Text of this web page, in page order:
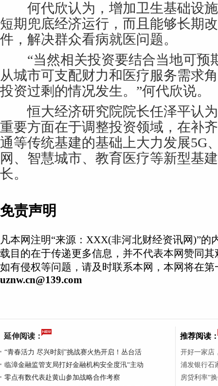
何代欣认为，增加卫生基础设施
短期兜底经济运行，而且能够长期
件，解决群众看病就医问题。
“当然相关投资要结合当地可预
从城市可支配财力和医疗服务需求
投资过剩的情况发生。”何代欣说。
恒大经济研究院院长任泽平认为
重要方面在于调整投资领域，在补
通等传统基建的基础上大力发展5G
网、智慧城市、教育医疗等新型基
长。
免责声明
凡本网注明“来源：XXX(非河北财经资讯网)”的
载目的在于传递更多信息，并不代表本网赞同
如有侵权等问题，请及时联系本网，本网将在第
uznw.cn@139.com
延伸阅读：
“青春活力 尽兴时刻”挑战赛火热开启！丛台活
临漳金融监管支局打好金融机构安全度汛“主动
零点有数代表赴黄山参加战略合作考察
推荐阅读
开好一家店
浦发银行石
房贷利率“